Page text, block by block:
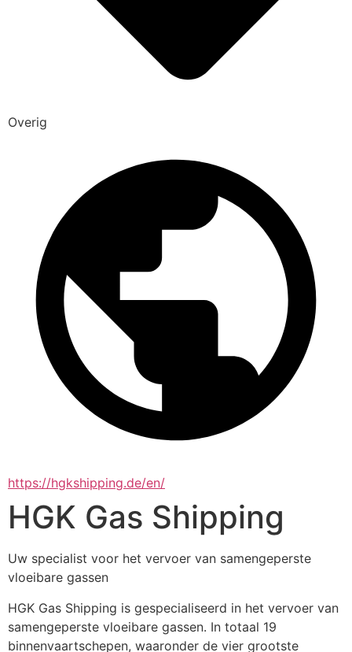
Overig
https://hgkshipping.de/en/
HGK Gas Shipping
Uw specialist voor het vervoer van samengeperste
vloeibare gassen
HGK Gas Shipping is gespecialiseerd in het vervoer van
samengeperste vloeibare gassen. In totaal 19
binnenvaartschepen, waaronder de vier grootste